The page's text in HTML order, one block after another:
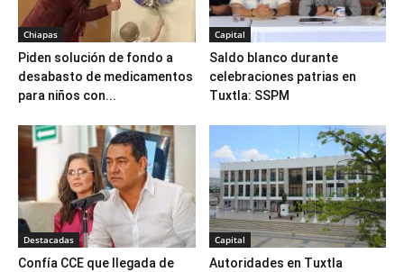
Chiapas
Piden solución de fondo a
desabasto de medicamentos
para niños con...
Capital
Saldo blanco durante
celebraciones patrias en
Tuxtla: SSPM
Destacadas
Confía CCE que llegada de
Capital
Autoridades en Tuxtla